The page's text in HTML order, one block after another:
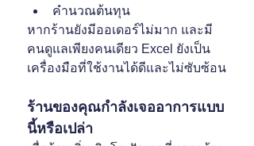
คำนวณต้นทุน
หากร้านยังมีออเดอร์ไม่มาก และมี
คนดูแลเพียงคนเดียว Excel ยังเป็น
เครื่องมือที่ใช้งานได้ดีและไม่ซับซ้อน
ร้านของคุณกำลังเจออาการแบบ
นี้หรือเปล่า